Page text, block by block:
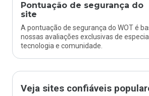
Pontuação de segurança do
site
A pontuação de segurança do WOT é
nossas avaliações exclusivas de
tecnologia e comunidade.
Veja sites confiáveis